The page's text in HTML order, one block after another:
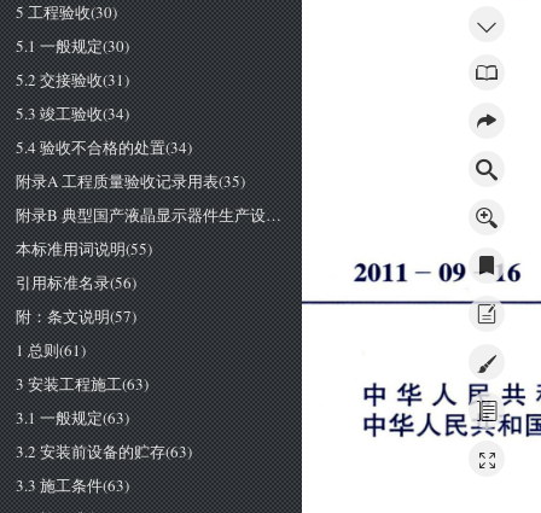
5 工程验收(30)
5.1 一般规定(30)
5.2 交接验收(31)
5.3 竣工验收(34)
5.4 验收不合格的处置(34)
附录A 工程质量验收记录用表(35)
附录B 典型国产液晶显示器件生产设备单机试运行及验收(44)
本标准用词说明(55)
引用标准名录(56)
附：条文说明(57)
1 总则(61)
3 安装工程施工(63)
3.1 一般规定(63)
3.2 安装前设备的贮存(63)
3.3 施工条件(63)
２０１１一０９一１
６
中 华 人 民 共
．
Ｊ．孟， １ 口 ．
Ｊ
Ｊ．生，口
甲 举 人 比 效 和 四